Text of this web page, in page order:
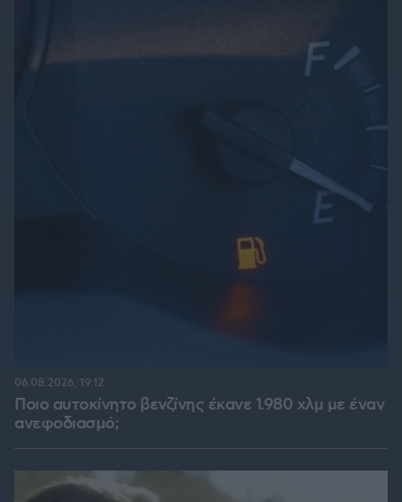
Ποιο αυτοκίνητο βενζίνης έκανε 1.980 χλμ με έναν
ανεφοδιασμό;
06.08.2026, 19:12